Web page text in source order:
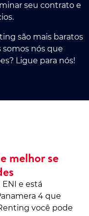
seu contrato e
são mais baratos
somos nós que
Ligue para nós!
melhor se
e está
4 que
você pode